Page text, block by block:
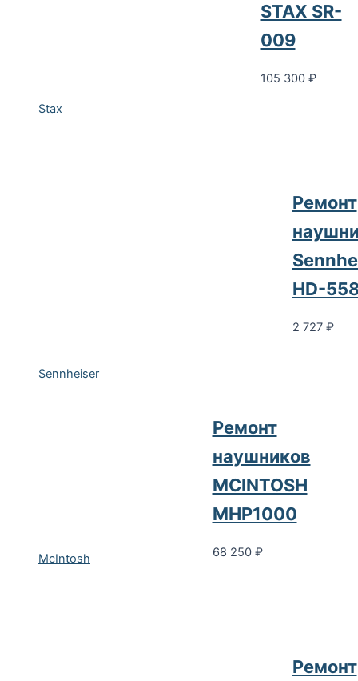
Stax
STAX SR-
009
105 300 ₽
Sennheiser
Ремонт
HD-
2 727 ₽
McIntosh
Ремонт
наушников
MCINTOSH
MHP1000
68 250 ₽
Ремонт